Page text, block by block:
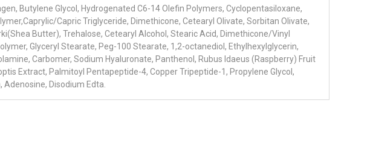
Butylene Glycol, Hydrogenated C6-14 Olefin Polymers, Cyclopentasiloxane,
Capric Triglyceride, Dimethicone, Cetearyl Olivate, Sorbitan Olivate,
Butter), Trehalose, Cetearyl Alcohol, Stearic Acid, Dimethicone/Vinyl
Glyceryl Stearate, Peg-100 Stearate, 1,2-octanediol, Ethylhexylglycerin,
Carbomer, Sodium Hyaluronate, Panthenol, Rubus Idaeus (Raspberry) Fruit
Extract, Palmitoyl Pentapeptide-4, Copper Tripeptide-1, Propylene Glycol,
Adenosine, Disodium Edta.